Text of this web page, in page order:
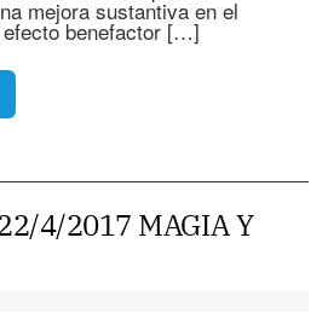
mejora sustantiva en el
benefactor […]
4/2017 MAGIA Y